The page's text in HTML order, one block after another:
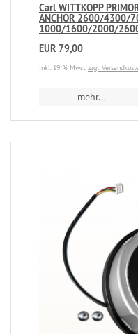
Carl WITTKOPP
ANCHOR 2600/4300/
1000/1600/2000/
EUR 79,00
inkl. 19 % Mwst.zzgl.
mehr...